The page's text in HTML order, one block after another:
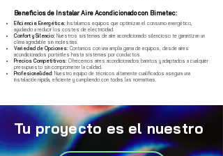
Beneficios de Instalar Aire Acondicionado con Bimetec:
Eficiencia Energética: Instalamos equipos que optimizan el consumo energético,
ayudando a reducir los costes de electricidad.
Confort y Silencio: Nuestros sistemas de aire acondicionado silencioso te garantizan un
clima agradable sin molestias.
Variedad de Opciones: Contamos con una amplia gama de equipos, desde aires
acondicionados portátiles hasta sistemas por conductos.
Precios Competitivos: Ofrecemos aires acondicionados baratos y adaptados a cualquier
presupuesto sin comprometer la calidad.
Profesionalidad: Nuestro equipo de técnicos altamente cualificados asegura una
instalación rápida, eficiente y cumpliendo con todas las normativas.
Tu proyecto es el nuestro